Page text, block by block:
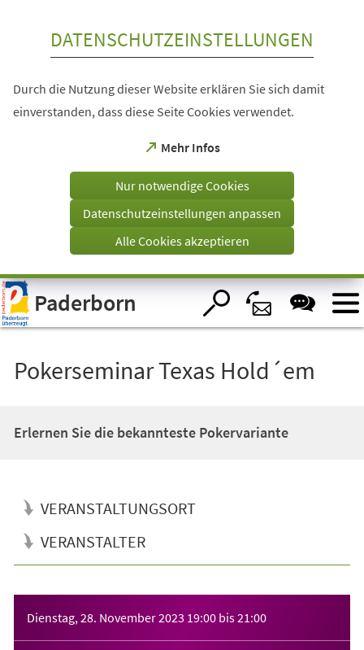
Visuelle
Assistenzsoftware
öffnen.
DATENSCHUTZEINSTELLUNGEN
Durch die Nutzung dieser Website erklären Sie sich damit
einverstanden, dass diese Seite Cookies verwendet.
Mehr Infos
(Öffnet
einem
Tab)
Nur notwendige Cookies
Datenschutzeinstellungen anpassen
Alle Cookies akzeptieren
Paderborn
Pokerseminar Texas Hold´em
Erlernen Sie die bekannteste Pokervariante
VERANSTALTUNGSORT
VERANSTALTER
Dienstag, 28. November 2023 19:00 bis21:00